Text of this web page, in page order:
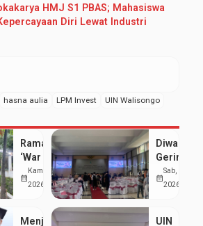
HMJ S1 PBAS; Mahasiswa
Diri Lewat Industri
hasna aulia LPM Invest UIN Walisongo
Ramai
‘War Takjil’
di Sekitar
Kampus 3
Walisongo:
calendar_month
Kam, 19 Mar
2026
Diwarnai
Gerimis,
UIN
calendar_month
Sab, 7 Feb
2026
Menjaga UIN